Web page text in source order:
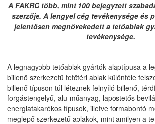
A FAKRO több, mint 100 bejegyzett
szerzője. A lengyel cég tevékenysége és
jelentősen megnövekedett a tetőablak
tevékenysége.
A legnagyobb tetőablak gyártók alaptípusa a
billenő szerkezetű tetőtéri ablak különféle
billenő típuson túl léteznek felnyíló-billenő,
forgástengelyű, alu-műanyag, lapostetős
energiatakarékos típusok, illetve formabontó
meglepő szerkezetű ablakok, mint amilyen a